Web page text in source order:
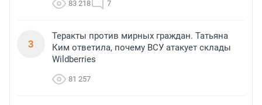
83 218 7
3
Теракты против мирных граждан. Татьяна
Ким ответила, почему ВСУ атакует склады
Wildberries
81 257